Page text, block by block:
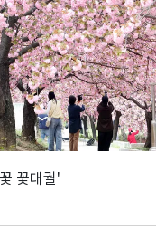
꽃대궐'